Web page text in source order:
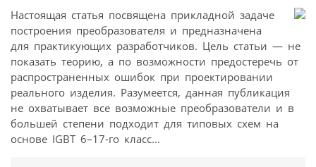
Настоящая статья посвящена прикладной задаче
построения преобразователя и предназначена
для практикующих разработчиков. Цель статьи — не
показать теорию, а по возможности предостеречь от
распространенных ошибок при проектировании
реального изделия. Разумеется, данная публикация
не охватывает все возможные преобразователи и в
большей степени подходит для типовых схем на
основе IGBT 6–17-го класс...